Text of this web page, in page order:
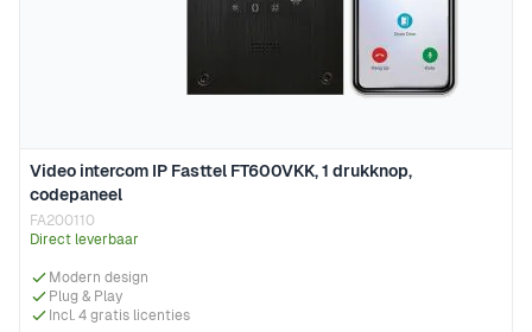
Video intercom IP Fasttel FT600VKK, 1 drukknop,
codepaneel
FA200110
Direct leverbaar
Modern design
Plug & Play
Incl. 4 gratis licenties